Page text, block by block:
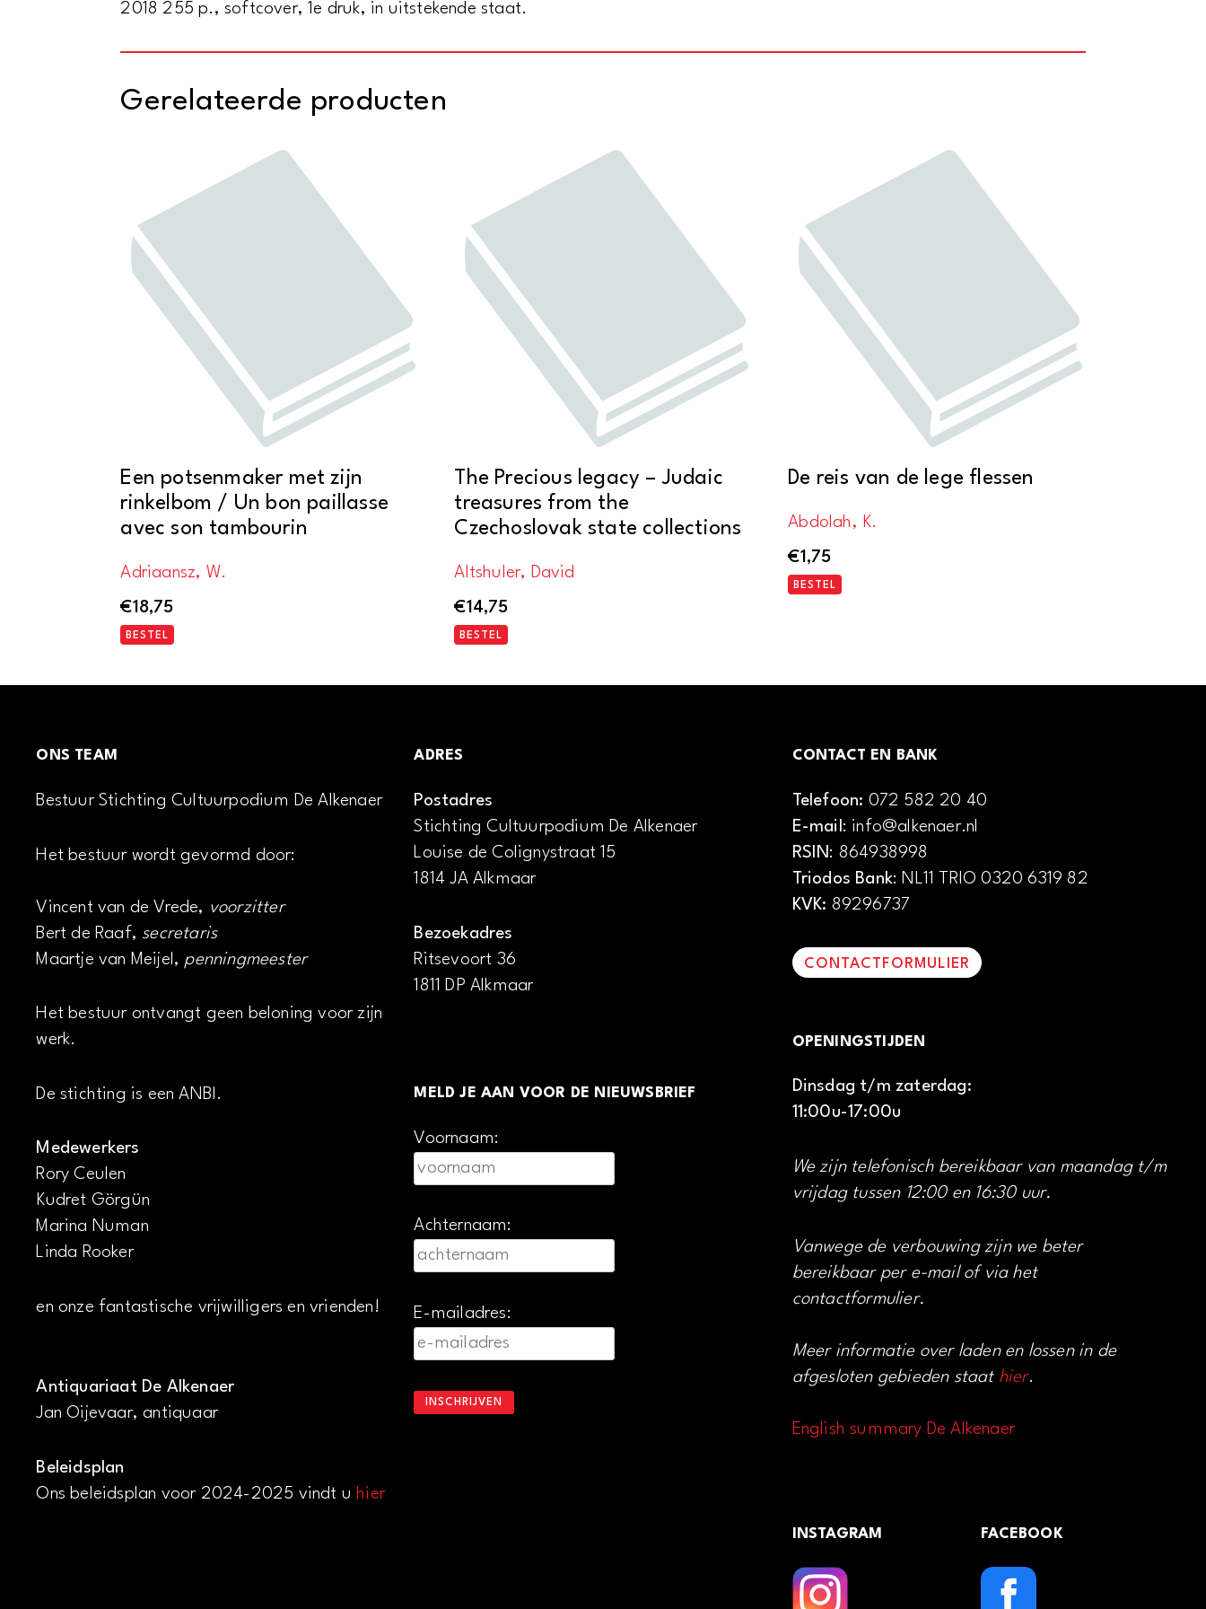
2018 255 p., softcover, 1e druk, in uitstekende staat.
Gerelateerde producten
Een potsenmaker met zijn
rinkelbom / Un bon paillasse
avec son tambourin
Adriaansz, W.
€18,75
BESTEL
The Precious legacy – Judaic
treasures from the
Czechoslovak state collections
Altshuler, David
€14,75
BESTEL
De reis van de lege flessen
Abdolah, K.
€1,75
BESTEL
ONS TEAM
Bestuur Stichting Cultuurpodium De Alkenaer
Het bestuur wordt gevormd door:
Vincent van de Vrede, voorzitter
Bert de Raaf, secretaris
Maartje van Meijel, penningmeester
Het bestuur ontvangt geen beloning voor zijn
werk.
De stichting is een ANBI.
Medewerkers
Rory Ceulen
Kudret Görgün
Marina Numan
Linda Rooker
en onze fantastische vrijwilligers en vrienden!
Antiquariaat De Alkenaer
Jan Oijevaar, antiquaar
Beleidsplan
Ons beleidsplan voor 2024-2025 vindt u hier
ADRES
Postadres
Stichting Cultuurpodium De Alkenaer
Louise de Colignystraat 15
1814 JA Alkmaar
Bezoekadres
Ritsevoort 36
1811 DP Alkmaar
MELD JE AAN VOOR DE NIEUWSBRIEF
Voornaam:
Achternaam:
E-mailadres:
CONTACT EN BANK
Telefoon: 072 582 20 40
E-mail: info@alkenaer.nl
RSIN: 864938998
Triodos Bank: NL11 TRIO 0320 6319 82
KVK: 89296737
CONTACTFORMULIER
OPENINGSTIJDEN
Dinsdag t/m zaterdag:
11:00u-17:00u
We zijn telefonisch bereikbaar van maandag t/m
vrijdag tussen 12:00 en 16:30 uur.
Vanwege de verbouwing zijn we beter
bereikbaar per e-mail of via het
contactformulier.
Meer informatie over laden en lossen in de
afgesloten gebieden staat hier.
English summary De Alkenaer
INSTAGRAM FACEBOOK